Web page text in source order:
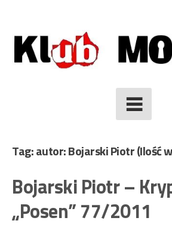
to
content
Tag: autor: Bojarski Piotr(Ilość
Bojarski Piotr –
„Posen” 77/2011